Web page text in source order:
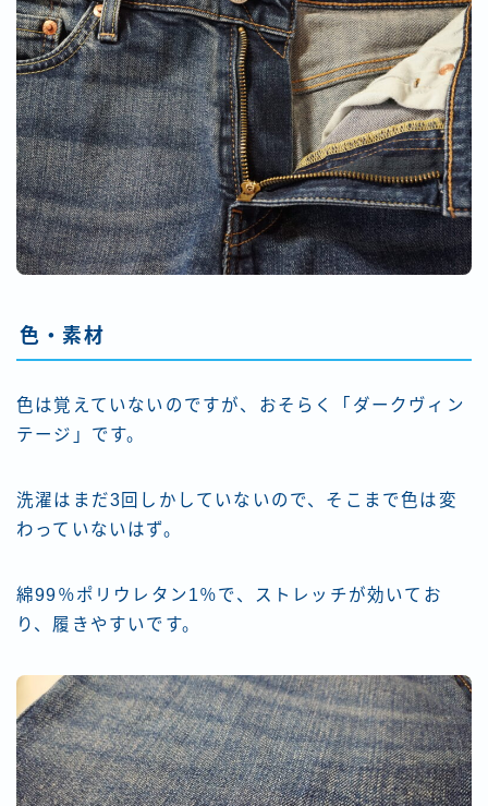
色・素材
色は覚えていないのですが、おそらく「ダークヴィン
テージ」です。
洗濯はまだ3回しかしていないので、そこまで色は変
わっていないはず。
綿99％ポリウレタン1％で、ストレッチが効いてお
り、履きやすいです。